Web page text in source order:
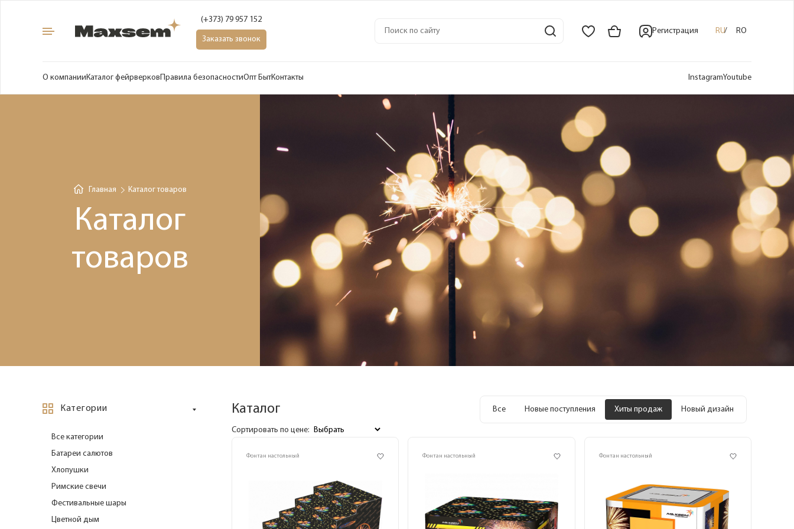
(+373) 79 957 152
Заказать звонок
Регистрация RU RO
О компанииКаталог фейрверковПравила безопасностиОпт БытКонтакты InstagramYoutube
Главная Каталог товаров
Каталог
товаров
Категории
Все категории
Батареи салютов
Хлопушки
Римские свечи
Фестивальные шары
Цветной дым
Каталог Все Новые поступления Хиты продаж Новый дизайн
Сортировать по цене:
Фонтан настольный Фонтан настольный Фонтан настольный